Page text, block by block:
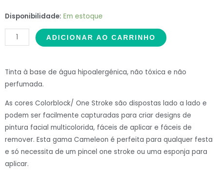
Disponibilidade: Em estoque
Laura
quantidade
ADICIONAR AO CARRINHO
Tinta à base de água hipoalergénica, não tóxica e não
perfumada.
As cores Colorblock/ One Stroke são dispostas lado a lado e
podem ser facilmente capturadas para criar designs de
pintura facial multicolorida, fáceis de aplicar e fáceis de
remover. Esta gama Cameleon é perfeita para qualquer festa
e só necessita de um pincel one stroke ou uma esponja para
aplicar.